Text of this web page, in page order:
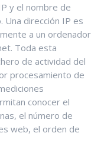
y el nombre de
Una dirección IP es
a un ordenador
Toda esta
de actividad del
procesamiento de
conocer el
el número de
web, el orden de